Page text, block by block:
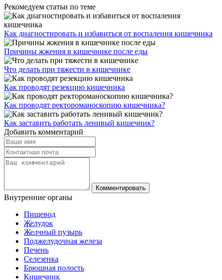
Рекомедуем статьи по теме
Как диагностировать и избавиться от воспаления кишечника
Причины жжения в кишечнике после еды
Что делать при тяжести в кишечнике
Как проводят резекцию кишечника
Как проводят ректороманоскопию кишечника?
Как заставить работать ленивый кишечник?
Добавить комментарий
Комментировать
Внутренние органы
Пищевод
Желудок
Желчный пузырь
Поджелудочная железа
Печень
Селезенка
Брюшная полость
Кишечник